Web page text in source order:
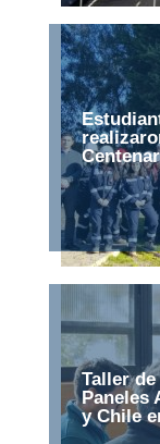
Taller
Paneles
y Chile